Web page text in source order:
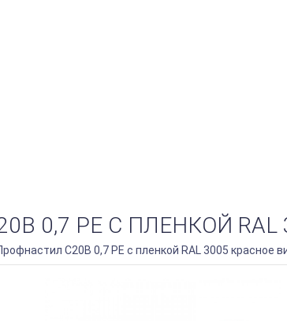
0,7 PE С ПЛЕНКОЙ
С20В 0,7 PE с пленкой RAL 3005 красное